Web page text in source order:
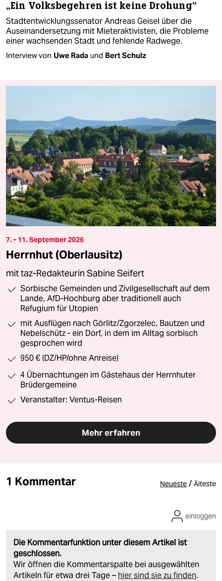
„Ein Volksbegehren ist keine Drohung“
Stadtentwicklungssenator Andreas Geisel über die
Auseinandersetzung mit Mieteraktivisten, die Probleme
einer wachsenden Stadt und fehlende Radwege.
Interview von Uwe Rada und Bert Schulz
7. - 11. September 2026
Herrnhut (Oberlausitz)
mit taz-Redakteurin Sabine Seifert
Sorbische Gemeinden und Zivilgesellschaft auf dem
Lande, AfD-Hochburg aber traditionell auch
Refugium für Utopien
mit Ausflügen nach Görlitz/Zgorzelec, Bautzen und
Nebelschütz - ein Dorf, in dem im Alltag sorbisch
gesprochen wird
950 € (DZ/HP/ohne Anreise)
4 Übernachtungen im Gästehaus der Herrnhuter
Brüdergemeine
Veranstalter: Ventus-Reisen
Mehr erfahren
1 Kommentar Neueste / Älteste
Die Kommentarfunktion unter diesem Artikel ist
geschlossen.
Wir öffnen die Kommentarspalte bei ausgewählten
Artikeln für etwa drei Tage – hier sind sie zu finden.
einloggen